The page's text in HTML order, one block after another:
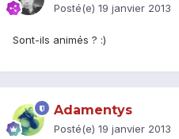
Posté(e) 19 janvier 2013
Sont-ils animés ? :)
Adamentys
Posté(e) 19 janvier 2013